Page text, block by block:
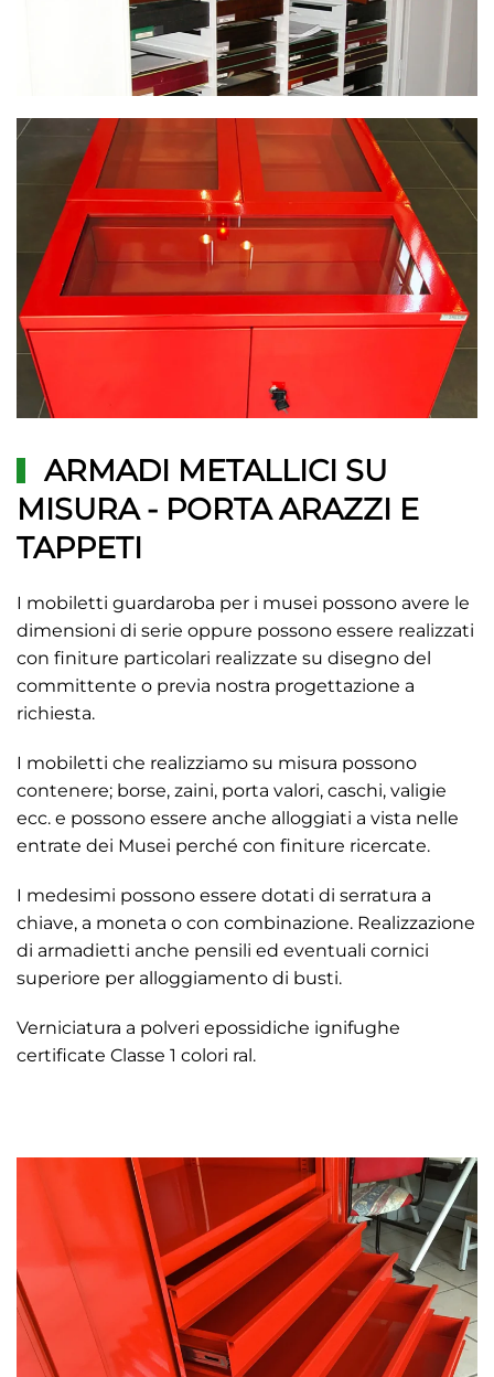
ARMADI METALLICI SU
MISURA - PORTA ARAZZI E
TAPPETI
I mobiletti guardaroba per i musei possono avere le
dimensioni di serie oppure possono essere realizzati
con finiture particolari realizzate su disegno del
committente o previa nostra progettazione a
richiesta.
I mobiletti che realizziamo su misura possono
contenere; borse, zaini, porta valori, caschi, valigie
ecc. e possono essere anche alloggiati a vista nelle
entrate dei Musei perché con finiture ricercate.
I medesimi possono essere dotati di serratura a
chiave, a moneta o con combinazione. Realizzazione
di armadietti anche pensili ed eventuali cornici
superiore per alloggiamento di busti.
Verniciatura a polveri epossidiche ignifughe
certificate Classe 1 colori ral.